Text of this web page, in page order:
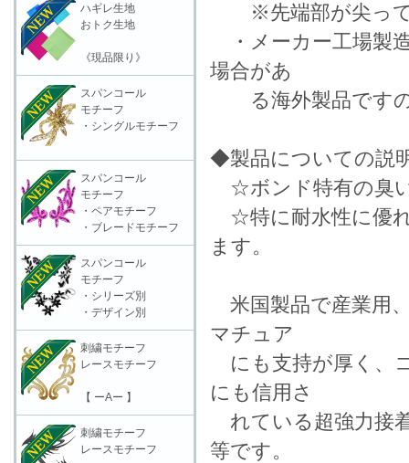
※先端部が尖って
・メーカー工場製
場合があ
る海外製品ですの
◆製品についての説
☆ボンド特有の臭
☆特に耐水性に優
ます。
米国製品で産業用
マチュア
にも支持が厚く、
にも信用さ
れている超強力接
等です。
ハギレ生地
おトク生地
《現品限り》
スパンコール
モチーフ
・シングルモチーフ
スパンコール
モチーフ
・ペアモチーフ
・ブレードモチーフ
スパンコール
モチーフ
・シリーズ別
・デザイン別
刺繍モチーフ
レースモチーフ
【 ーAー 】
刺繍モチーフ
レースモチーフ